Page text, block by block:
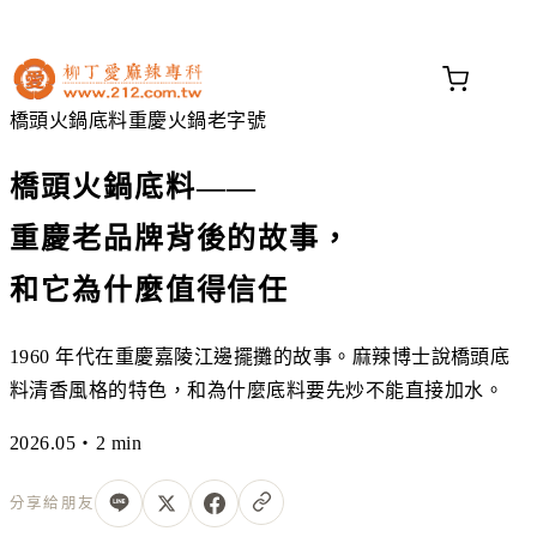
橋頭火鍋底料重慶火鍋老字號
橋頭火鍋底料——
重慶老品牌背後的故事，
和它為什麼值得信任
1960 年代在重慶嘉陵江邊擺攤的故事。麻辣博士說橋頭底
料清香風格的特色，和為什麼底料要先炒不能直接加水。
2026.05・2 min
分享給朋友